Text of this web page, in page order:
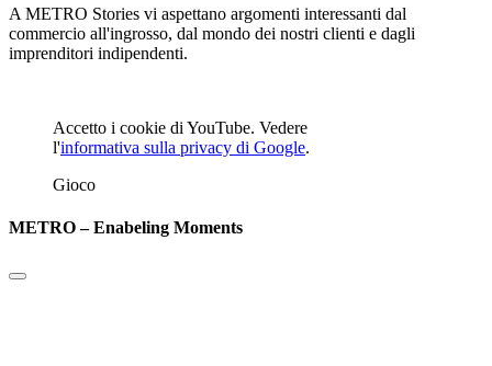
A METRO Stories vi aspettano argomenti interessanti dal
commercio all'ingrosso, dal mondo dei nostri clienti e dagli
imprenditori indipendenti.
Accetto i cookie di YouTube. Vedere
l'informativa sulla privacy di Google.
Gioco
METRO – Enabeling Moments